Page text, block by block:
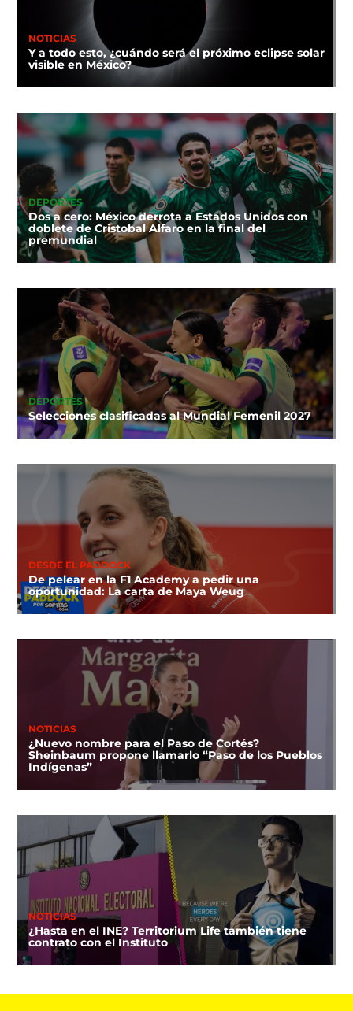
NOTICIAS
Y a todo esto, ¿cuándo será el próximo eclipse solar
visible en México?
DEPORTES
Dos a cero: México derrota a Estados Unidos con
doblete de Cristobal Alfaro en la final del
premundial
DEPORTES
Selecciones clasificadas al Mundial Femenil 2027
DESDE EL PADDOCK
De pelear en la F1 Academy a pedir una
oportunidad: La carta de Maya Weug
NOTICIAS
¿Nuevo nombre para el Paso de Cortés?
Sheinbaum propone llamarlo “Paso de los Pueblos
Indígenas”
NOTICIAS
¿Hasta en el INE? Territorium Life también tiene
contrato con el Instituto